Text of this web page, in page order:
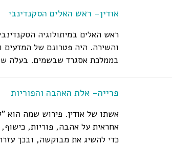
אודין- ראש האלים הסקנדינבי
ראש האלים במיתולוגיה
והשירה. היה פטרונם של המדעים
בממלכת אסגרד שבשמים. בעלה של
פרייה- אלת האהבה והפוריות
אשתו של אודין. פירוש שמה הוא
אחראית על אהבה, פוריות,
כדי להשיג את מבוקשה, ובכך